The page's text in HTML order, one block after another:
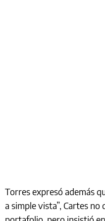
Torres expresó además
a simple vista”, Cartes no